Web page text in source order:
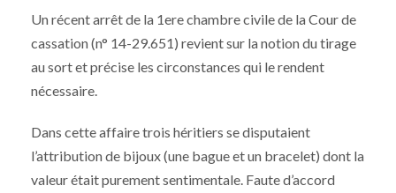
Un récent arrêt de la 1ere chambre civile de la Cour de
cassation (n° 14-29.651) revient sur la notion du tirage
au sort et précise les circonstances qui le rendent
nécessaire.
Dans cette affaire trois héritiers se disputaient
l’attribution de bijoux (une bague et un bracelet) dont la
valeur était purement sentimentale. Faute d’accord